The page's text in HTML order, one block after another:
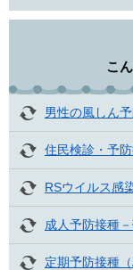
こ
男性の風しん
住民検診・予
RSウイルス感
成人予防接種
定期予防接種